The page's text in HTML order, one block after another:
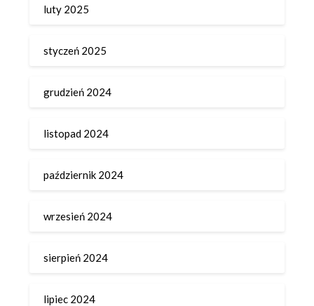
luty 2025
styczeń 2025
grudzień 2024
listopad 2024
październik 2024
wrzesień 2024
sierpień 2024
lipiec 2024